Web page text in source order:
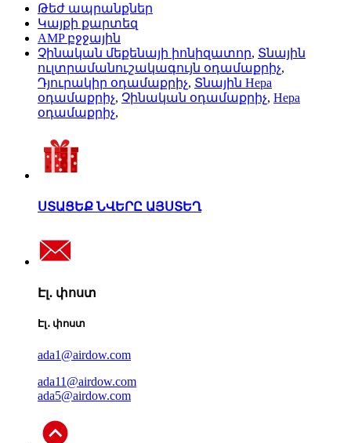
Թեժ ապրանքներ
Կայքի քարտեզ
AMP բջջային
Չինական մեքենայի իոնիզատոր, Տնային
ուլտրամանուշակագույն օդամաքրիչ,
Դյուրակիր օդամաքրիչ, Տնային Hepa
օդամաքրիչ, Չինական օդամաքրիչ, Hepa
օդամաքրիչ,
ՍՏԱՑԵՔ ՆՎԵՐԸ ԱՅՍՏԵՂ
Էլ․ փոստ
Էլ․ փոստ
ada1@airdow.com
ada11@airdow.com
ada5@airdow.com